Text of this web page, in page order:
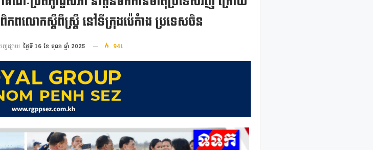
ពិភពលោកស្តីពីស្រ្តី នៅទីក្រុងប៉េកំាង ប្រទេសចិន
ញផ្សាយ ថ្ងៃទី 16 ខែ តុលា ឆ្នាំ 2025 941